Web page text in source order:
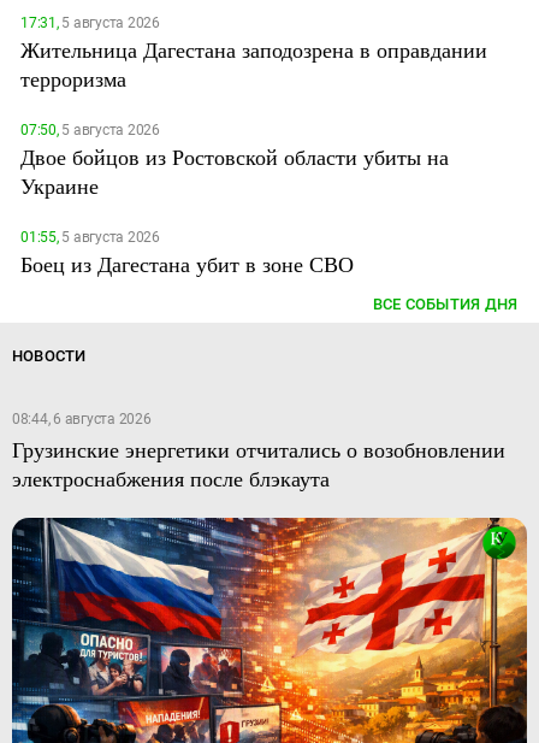
17:31,5 августа 2026
Жительница Дагестана заподозрена в оправдании
терроризма
07:50,5 августа 2026
Двое бойцов из Ростовской области убиты на
Украине
01:55,5 августа 2026
Боец из Дагестана убит в зоне СВО
ВСЕ СОБЫТИЯ ДНЯ
НОВОСТИ
08:44, 6 августа 2026
Грузинские энергетики отчитались о возобновлении
электроснабжения после блэкаута